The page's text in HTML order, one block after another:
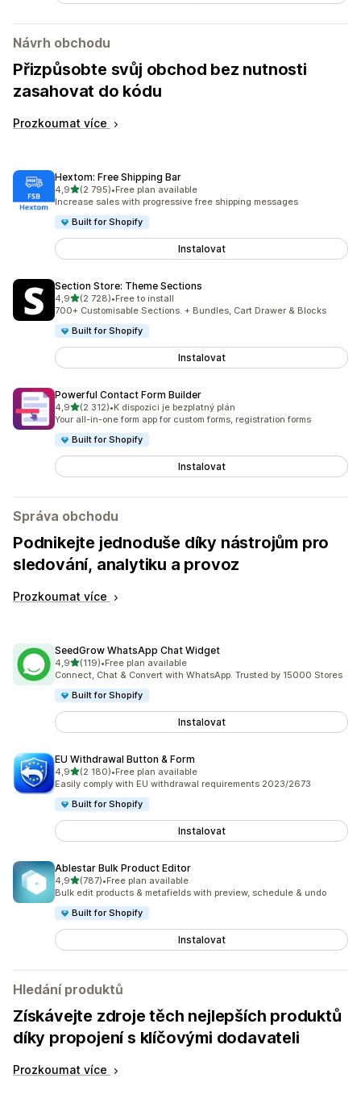
Návrh obchodu
Přizpůsobte svůj obchod bez nutnosti
zasahovat do kódu
Prozkoumat více
Hextom: Free Shipping Bar
4,9z 5 hvězd
(2 795)
Celkový počet recenzí: 2795
•Free plan available
Increase sales with progressive free shipping messages
Built for Shopify
Instalovat
Section Store: Theme Sections
4,9z 5 hvězd
(2 728)
Celkový počet recenzí: 2728
•Free to install
700+ Customisable Sections. + Bundles, Cart Drawer & Blocks
Built for Shopify
Instalovat
Powerful Contact Form Builder
4,9z 5 hvězd
(2 312)
Celkový počet recenzí: 2312
•K dispozici je bezplatný plán
Your all-in-one form app for custom forms, registration forms
Built for Shopify
Instalovat
Správa obchodu
Podnikejte jednoduše díky nástrojům pro
sledování, analytiku a provoz
Prozkoumat více
SeedGrow WhatsApp Chat Widget
4,9z 5 hvězd
(119)
Celkový počet recenzí: 119
•Free plan available
Connect, Chat & Convert with WhatsApp. Trusted by 15000 Stores
Built for Shopify
Instalovat
EU Withdrawal Button & Form
4,9z 5 hvězd
(2 180)
Celkový počet recenzí: 2180
•Free plan available
Easily comply with EU withdrawal requirements 2023/2673
Built for Shopify
Instalovat
Ablestar Bulk Product Editor
4,9z 5 hvězd
(787)
Celkový počet recenzí: 787
•Free plan available
Bulk edit products & metafields with preview, schedule & undo
Built for Shopify
Instalovat
Hledání produktů
Získávejte zdroje těch nejlepších produktů
díky propojení s klíčovými dodavateli
Prozkoumat více